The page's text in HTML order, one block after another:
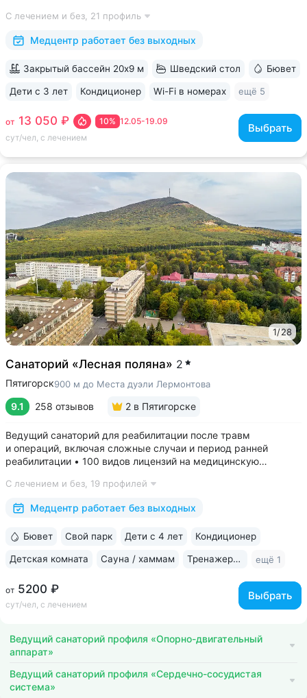
бюветы «Славяновский» и «Смирновский»,
бальнеогрязелечебница, каскадная...
С лечением и без, 21 профиль
Медцентр работает без выходных
12.05-19.09
10%
от 13 050 ₽
сут/чел, с лечением
Выбрать
Закрытый бассейн 20х9 м Шведский стол Бювет
Дети с 3 лет Кондиционер Wi-Fi в номерах ещё 5
1/28
Санаторий «Лесная поляна» 2
Пятигорск900 м до Места дуэли Лермонтова
9.1 258 отзывов 2 в Пятигорске
Ведущий санаторий для реабилитации после травм
и операций, включая сложные случаи и период ранней
реабилитации • 100 видов лицензий на медицинскую
Доступная среда для гостей на колясках: в номерах,
на территории, в столовой • Расположен...
С лечением и без, 19 профилей
Медцентр работает без выходных
от 5200 ₽
сут/чел, с лечением
Выбрать
Бювет Свой парк Дети с 4 лет Кондиционер
Детская комната Сауна / хаммам Тренажерный зал ещё 1
Ведущий санаторий профиля «Опорно-двигательный
аппарат»
Ведущий санаторий профиля «Сердечно-сосудистая
система»